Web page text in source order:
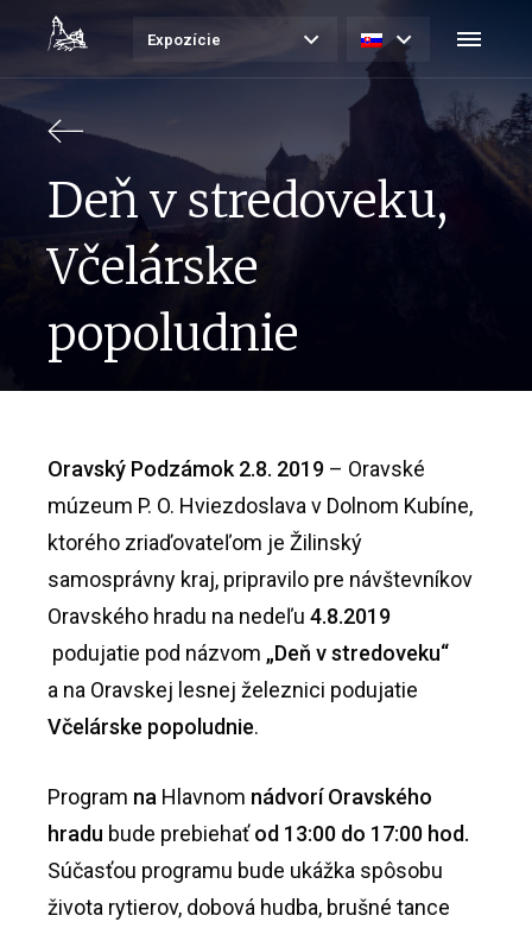
Expozície
Deň v stredoveku,
Včelárske
popoludnie
Oravský Podzámok 2.8. 2019 – Oravské
múzeum P. O. Hviezdoslava v Dolnom Kubíne,
ktorého zriaďovateľom je Žilinský
samosprávny kraj, pripravilo pre návštevníkov
Oravského hradu na nedeľu 4.8.2019
podujatie pod názvom „Deň v stredoveku“
a na Oravskej lesnej železnici podujatie
Včelárske popoludnie.
Program na Hlavnom nádvorí Oravského
hradu bude prebiehaťod 13:00 do 17:00 hod.
Súčasťou programu bude ukážka spôsobu
života rytierov, dobová hudba, brušné tance